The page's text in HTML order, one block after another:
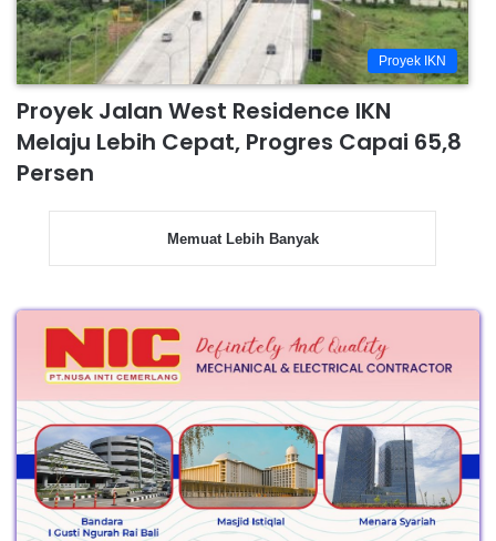
Proyek IKN
Proyek Jalan West Residence IKN
Melaju Lebih Cepat, Progres Capai 65,8
Persen
Memuat Lebih Banyak